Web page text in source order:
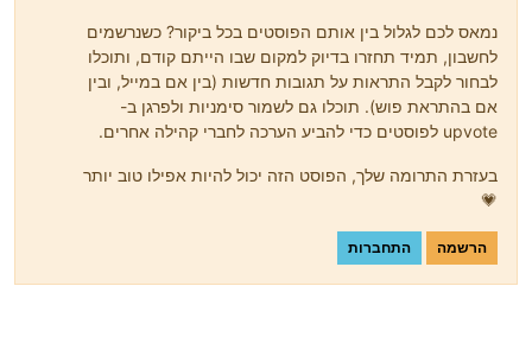
נמאס לכם לגלול בין אותם הפוסטים בכל ביקור? כשנרשמים
לחשבון, תמיד תחזרו בדיוק למקום שבו הייתם קודם, ותוכלו
לבחור לקבל התראות על תגובות חדשות (בין אם במייל, ובין
אם בהתראת פוש). תוכלו גם לשמור סימניות ולפרגן ב-
upvote לפוסטים כדי להביע הערכה לחברי קהילה אחרים.
בעזרת התרומה שלך, הפוסט הזה יכול להיות אפילו טוב יותר
💗
הרשמה התחברות